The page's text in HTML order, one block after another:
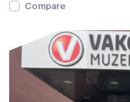
Head-up display
Multimedia-
Multimedia systeem
Navigatie
Compare